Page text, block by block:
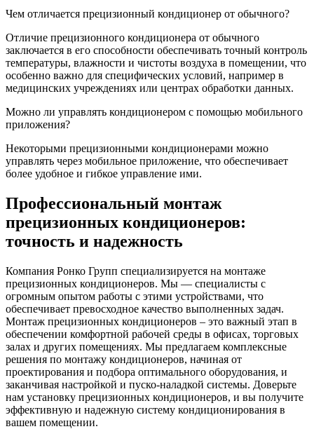
Чем отличается прецизионный кондиционер от обычного?
Отличие прецизионного кондиционера от обычного
заключается в его способности обеспечивать точный контроль
температуры, влажности и чистоты воздуха в помещении, что
особенно важно для специфических условий, например в
медицинских учреждениях или центрах обработки данных.
Можно ли управлять кондиционером с помощью мобильного
приложения?
Некоторыми прецизионными кондиционерами можно
управлять через мобильное приложение, что обеспечивает
более удобное и гибкое управление ими.
Профессиональный монтаж
прецизионных кондиционеров:
точность и надежность
Компания Ронко Групп специализируется на монтаже
прецизионных кондиционеров. Мы — специалисты с
огромным опытом работы с этими устройствами, что
обеспечивает превосходное качество выполненных задач.
Монтаж прецизионных кондиционеров – это важный этап в
обеспечении комфортной рабочей среды в офисах, торговых
залах и других помещениях. Мы предлагаем комплексные
решения по монтажу кондиционеров, начиная от
проектирования и подбора оптимального оборудования, и
заканчивая настройкой и пуско-наладкой системы. Доверьте
нам установку прецизионных кондиционеров, и вы получите
эффективную и надежную систему кондиционирования в
вашем помещении.